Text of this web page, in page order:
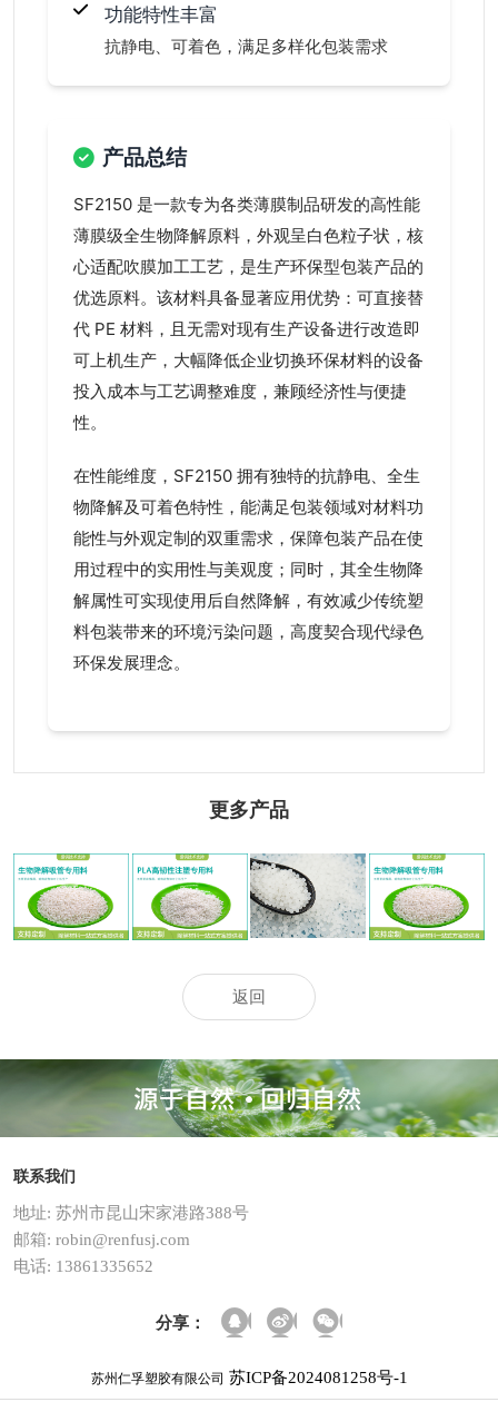
功能特性丰富
抗静电、可着色，满足多样化包装需求
产品总结
SF2150 是一款专为各类薄膜制品研发的高性能
薄膜级全生物降解原料，外观呈白色粒子状，核
心适配吹膜加工工艺，是生产环保型包装产品的
优选原料。该材料具备显著应用优势：可直接替
代 PE 材料，且无需对现有生产设备进行改造即
可上机生产，大幅降低企业切换环保材料的设备
投入成本与工艺调整难度，兼顾经济性与便捷
性。
在性能维度，SF2150 拥有独特的抗静电、全生
物降解及可着色特性，能满足包装领域对材料功
能性与外观定制的双重需求，保障包装产品在使
用过程中的实用性与美观度；同时，其全生物降
解属性可实现使用后自然降解，有效减少传统塑
料包装带来的环境污染问题，高度契合现代绿色
环保发展理念。
更多产品
生物降解吸管
专用料
高韧性注塑专
用料
美国
NatureWorks
PLA原料
生物降解吸管
专用料
返回
联系我们
地址: 苏州市昆山宋家港路388号
邮箱: robin@renfusj.com
电话: 13861335652
分享：
苏州仁孚塑胶有限公司 苏ICP备2024081258号-1